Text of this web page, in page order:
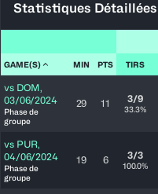
Statistiques Détaillées
GAME(S) MIN PTS TIRS
vs DOM,
03/06/2024
Phase de
groupe
29 11 3/9
33.3%
vs PUR,
04/06/2024
Phase de
groupe
19 6 3/3
100.0%